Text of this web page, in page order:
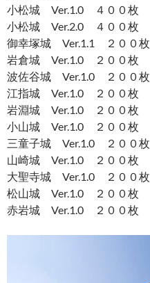
小松城 Ver.1.0 ４００枚
小松城 Ver.2.0 ４００枚
御幸塚城 Ver.1.1 ２００枚
岩倉城 Ver.1.0 ２００枚
波佐谷城 Ver.1.0 ２００枚
江指城 Ver.1.0 ２００枚
岩淵城 Ver.1.0 ２００枚
小山城 Ver.1.0 ２００枚
三童子城 Ver.1.0 ２００枚
山崎城 Ver.1.0 ２００枚
大聖寺城 Ver.1.0 ２００枚
松山城 Ver.1.0 ２００枚
赤岩城 Ver.1.0 ２００枚